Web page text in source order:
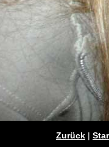
Zurück |